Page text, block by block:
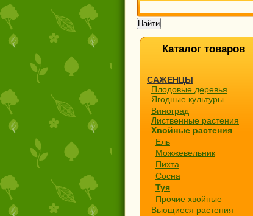
Каталог товаров
САЖЕНЦЫ
Плодовые деревья
Ягодные культуры
Виноград
Лиственные растения
Хвойные растения
Ель
Можжевельник
Пихта
Сосна
Туя
Прочие хвойные
Вьющиеся растения